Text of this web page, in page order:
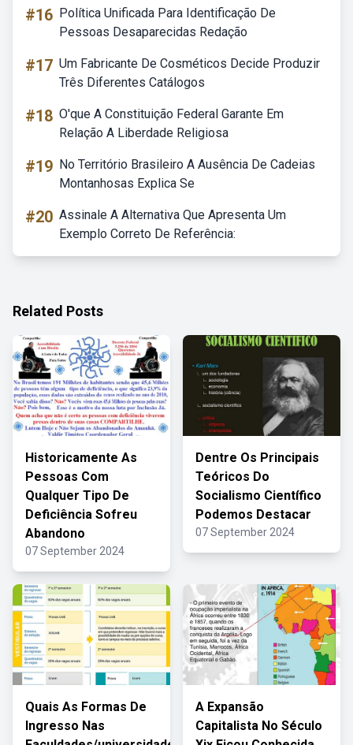
#16 Política Unificada Para Identificação De
Pessoas Desaparecidas Redação
#17 Um Fabricante De Cosméticos Decide Produzir
Três Diferentes Catálogos
#18 O'que A Constituição Federal Garante Em
Relação A Liberdade Religiosa
#19 No Território Brasileiro A Ausência De Cadeias
Montanhosas Explica Se
#20 Assinale A Alternativa Que Apresenta Um
Exemplo Correto De Referência:
Related Posts
Historicamente As
Pessoas Com
Qualquer Tipo De
Deficiência Sofreu
Abandono
07 September 2024
Dentre Os Principais
Teóricos Do
Socialismo Científico
Podemos Destacar
07 September 2024
Quais As Formas De
Ingresso Nas
A Expansão
Capitalista No Século